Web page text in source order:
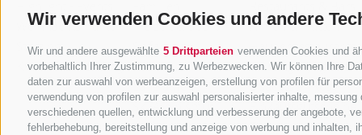
Wir verwenden Cookies und andere
Wir und andere ausgewählte 5 Drittparteien verwenden Cookies und
vorbehaltlich Ihrer Zustimmung, zu Werbezwecken. Wir können Ihre
daten zur auswahl von werbeanzeigen, erstellung von profilen für
verwendung von profilen zur auswahl personalisierter inhalte,
verschiedenen quellen, entwicklung und verbesserung der angebote,
fehlerbehebung, bereitstellung und anzeige von werbung und
Weihnachtsmarkt
Sterzing
Knödelfest Sterzing
Freizeit & Sport
Skifahren
Rodeln
Langlaufen
Ski-Alpinismus
Andere
Almen & Hütten
Haubenrestaurants
Sterzinger Joghurt
Eisacktaler Kost
Einkaufsgutscheine
Törggelen